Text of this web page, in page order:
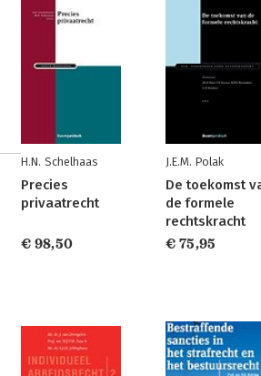
H.N. Schelhaas
Precies
privaatrecht
€ 98,50
J.E.M. Polak
De toekomst
de formele
rechtskracht
€ 75,95